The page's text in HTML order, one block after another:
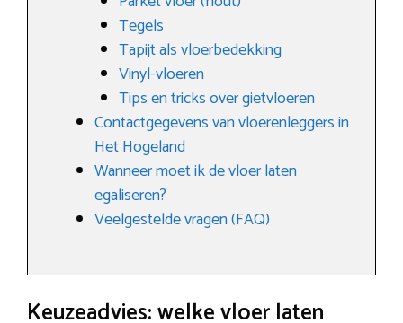
Tegels
Tapijt als vloerbedekking
Vinyl-vloeren
Tips en tricks over gietvloeren
Contactgegevens van vloerenleggers in
Het Hogeland
Wanneer moet ik de vloer laten
egaliseren?
Veelgestelde vragen (FAQ)
Keuzeadvies: welke vloer laten